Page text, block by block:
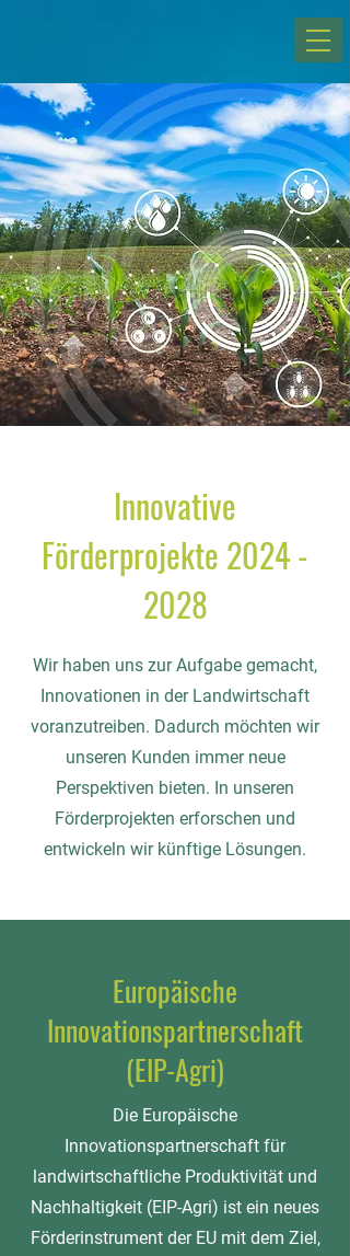
Innovative
Förderprojekte 2024 -
2028
Wir haben uns zur Aufgabe gemacht,
Innovationen in der Landwirtschaft
voranzutreiben. Dadurch möchten wir
unseren Kunden immer neue
Perspektiven bieten. In unseren
Förderprojekten erforschen und
entwickeln wir künftige Lösungen.
Europäische
Innovationspartnerschaft
(EIP-Agri)
Die Europäische
Innovationspartnerschaft für
landwirtschaftliche Produktivität und
Nachhaltigkeit (EIP-Agri) ist ein neues
Förderinstrument der EU mit dem Ziel,